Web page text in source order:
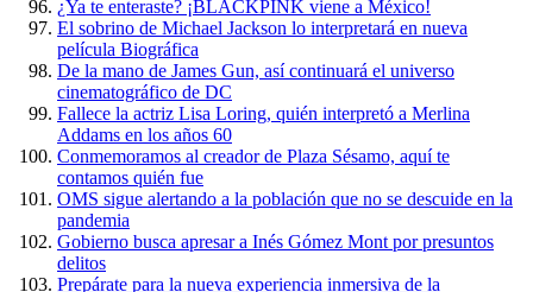
¿Ya te enteraste? ¡BLACKPINK viene a México!
El sobrino de Michael Jackson lo interpretará en nueva
película Biográfica
De la mano de James Gun, así continuará el universo
cinematográfico de DC
Fallece la actriz Lisa Loring, quién interpretó a Merlina
Addams en los años 60
Conmemoramos al creador de Plaza Sésamo, aquí te
contamos quién fue
OMS sigue alertando a la población que no se descuide en la
pandemia
Gobierno busca apresar a Inés Gómez Mont por presuntos
delitos
Prepárate para la nueva experiencia inmersiva de la